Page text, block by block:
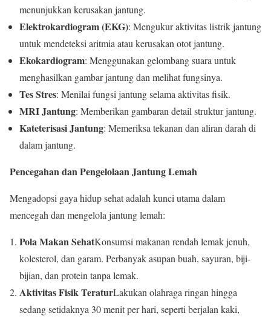
menunjukkan kerusakan jantung.
Elektrokardiogram (EKG): Mengukur aktivitas listrik jantung
untuk mendeteksi aritmia atau kerusakan otot jantung.
Ekokardiogram: Menggunakan gelombang suara untuk
menghasilkan gambar jantung dan melihat fungsinya.
Tes Stres: Menilai fungsi jantung selama aktivitas fisik.
MRI Jantung: Memberikan gambaran detail struktur jantung.
Kateterisasi Jantung: Memeriksa tekanan dan aliran darah di
dalam jantung.
Pencegahan dan Pengelolaan Jantung Lemah
Mengadopsi gaya hidup sehat adalah kunci utama dalam
mencegah dan mengelola jantung lemah:
Pola Makan SehatKonsumsi makanan rendah lemak jenuh,
kolesterol, dan garam. Perbanyak asupan buah, sayuran, biji-
bijian, dan protein tanpa lemak.
Aktivitas Fisik TeraturLakukan olahraga ringan hingga
sedang setidaknya 30 menit per hari, seperti berjalan kaki,